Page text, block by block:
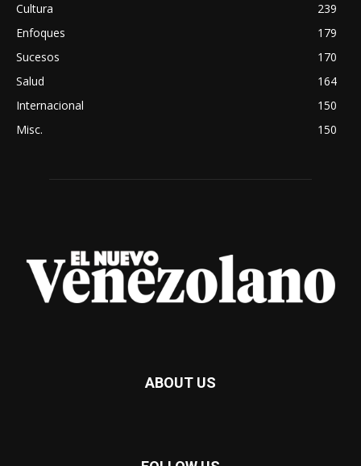
Cultura
239
Enfoques
179
Sucesos
170
Salud
164
Internacional
150
Misc.
150
ABOUT US